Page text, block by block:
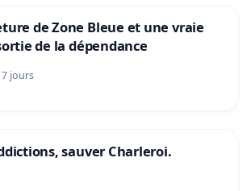
de Zone Bleue et une vraie
de la dépendance
jours
sauver Charleroi.